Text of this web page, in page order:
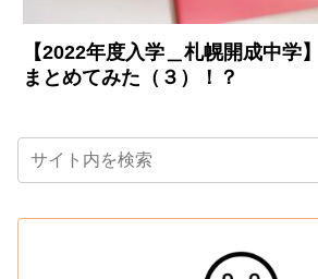
【2022年度入学＿札幌開成中学
まとめてみた（３）！？